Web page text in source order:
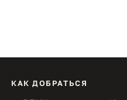
КАК ДОБРАТЬСЯ